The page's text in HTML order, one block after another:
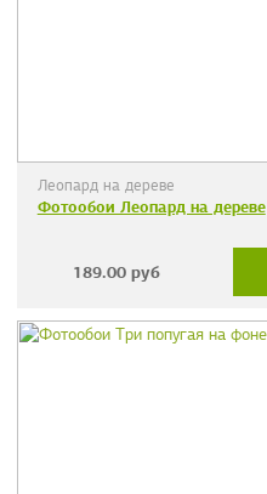
Леопард на дереве
Фотообои Леопард на дереве
189.00 руб